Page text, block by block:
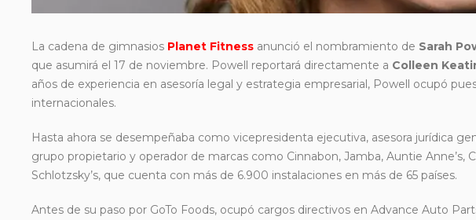
La cadena de gimnasios Planet Fitness anunció el nombramiento de Sarah
que asumirá el 17 de noviembre. Powell reportará directamente a Colleen
años de experiencia en asesoría legal y estrategia empresarial, Powell ocupó
internacionales.
Hasta ahora se desempeñaba como vicepresidenta ejecutiva, asesora jurídica
grupo propietario y operador de marcas como Cinnabon, Jamba, Auntie Anne’s,
Schlotzsky’s, que cuenta con más de 6.900 instalaciones en más de 65 países.
Antes de su paso por GoTo Foods, ocupó cargos directivos en Advance Auto